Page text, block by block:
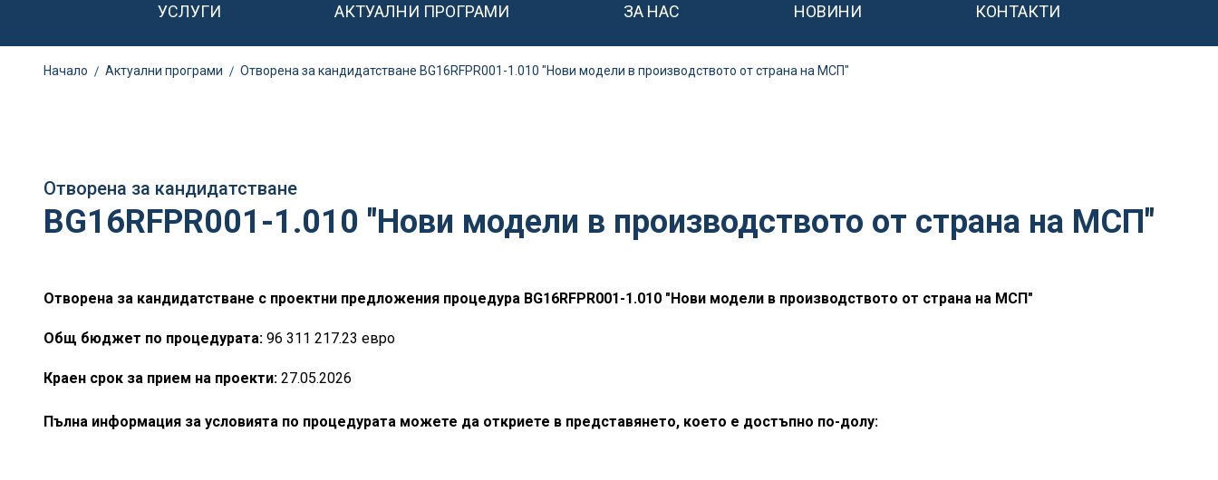
УСЛУГИ АКТУАЛНИ ПРОГРАМИ ЗА НАС НОВИНИ КОНТАКТИ
Начало Актуални програми Отворена за кандидатстване BG16RFPR001-1.010 "Нови модели в производството от страна на МСП"
Отворена за кандидатстване
BG16RFPR001-1.010 "Нови модели в производството от страна на МСП"
Отворена за кандидатстване с проектни предложения процедура BG16RFPR001-1.010 "Нови модели в производството от страна на МСП"
Oбщ бюджет по процедурата: 96 311 217.23 евро
Краен срок за прием на проекти: 27.05.2026
Пълна информация за условията по процедурата можете да откриете в представянето, което е достъпно по-долу: